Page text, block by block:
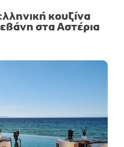
κουζίνα
στα Αστέρια